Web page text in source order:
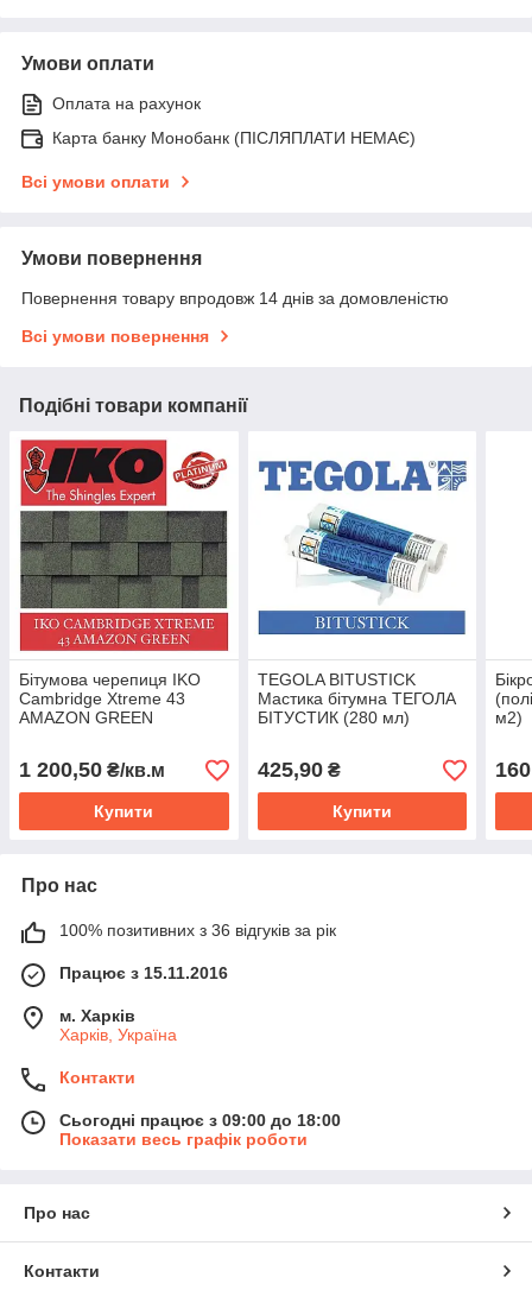
Умови оплати
Оплата на рахунок
Карта банку Монобанк (ПІСЛЯПЛАТИ НЕМАЄ)
Всі умови оплати
Умови повернення
Повернення товару впродовж 14 днів за домовленістю
Всі умови повернення
Подібні товари компанії
Бітумова черепиця IKO
Cambridge Xtreme 43
AMAZON GREEN
1 200,50 ₴/кв.м
Купити
TEGOLA BITUSTICK
Мастика бітумна ТЕГОЛА
БІТУСТИК (280 мл)
425,90₴
Купити
м2)
160
Про нас
100% позитивних з 36 відгуків за рік
Працює з 15.11.2016
м. Харків
Харків, Україна
Контакти
Сьогодні працює з 09:00 до 18:00
Показати весь графік роботи
Про нас
Контакти